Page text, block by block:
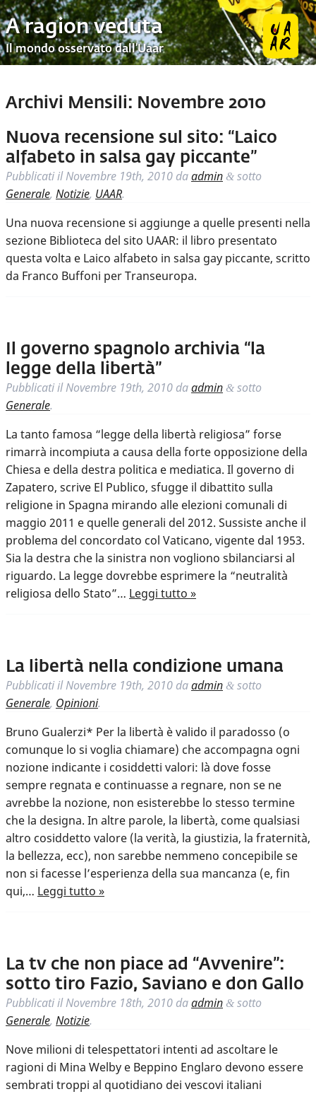
A ragion veduta
Il mondo osservato dall’Uaar
Archivi Mensili: Novembre 2010
Nuova recensione sul sito: “Laico
alfabeto in salsa gay piccante”
Pubblicati ilNovembre 19th, 2010 daadmin & sotto
Generale, Notizie, UAAR.
Una nuova recensione si aggiunge a quelle presenti nella
sezione Biblioteca del sito UAAR: il libro presentato
questa volta e Laico alfabeto in salsa gay piccante, scritto
da Franco Buffoni per Transeuropa.
Il governo spagnolo archivia “la
legge della libertà”
Pubblicati ilNovembre 19th, 2010 daadmin & sotto
Generale.
La tanto famosa “legge della libertà religiosa” forse
rimarrà incompiuta a causa della forte opposizione della
Chiesa e della destra politica e mediatica. Il governo di
Zapatero, scrive El Publico, sfugge il dibattito sulla
religione in Spagna mirando alle elezioni comunali di
maggio 2011 e quelle generali del 2012. Sussiste anche il
problema del concordato col Vaticano, vigente dal 1953.
Sia la destra che la sinistra non vogliono sbilanciarsi al
riguardo. La legge dovrebbe esprimere la “neutralità
religiosa dello Stato”… Leggi tutto »
La libertà nella condizione umana
Pubblicati ilNovembre 19th, 2010 daadmin & sotto
Generale, Opinioni.
Bruno Gualerzi* Per la libertà è valido il paradosso (o
comunque lo si voglia chiamare) che accompagna ogni
nozione indicante i cosiddetti valori: là dove fosse
sempre regnata e continuasse a regnare, non se ne
avrebbe la nozione, non esisterebbe lo stesso termine
che la designa. In altre parole, la libertà, come qualsiasi
altro cosiddetto valore (la verità, la giustizia, la fraternità,
la bellezza, ecc), non sarebbe nemmeno concepibile se
non si facesse l’esperienza della sua mancanza (e, fin
qui,… Leggi tutto »
La tv che non piace ad “Avvenire”:
sotto tiro Fazio, Saviano e don Gallo
Pubblicati ilNovembre 18th, 2010 daadmin & sotto
Generale, Notizie.
Nove milioni di telespettatori intenti ad ascoltare le
ragioni di Mina Welby e Beppino Englaro devono essere
sembrati troppi al quotidiano dei vescovi italiani